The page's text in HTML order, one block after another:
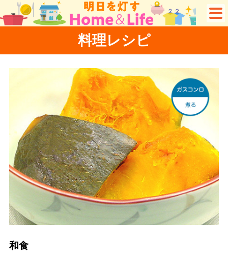
料理レシピ
和食